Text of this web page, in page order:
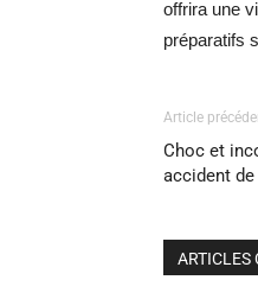
offrira une
préparatifs
Article
Choc et
accident
ARTICLES